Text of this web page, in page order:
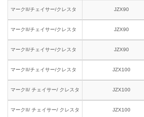
マークII/チェイサー/クレスタ JZX90
マークII/チェイサー/クレスタ JZX90
マークII/チェイサー/クレスタ JZX90
マークII/チェイサー/クレスタ JZX100
マークII/ チェイサー/ クレスタ JZX100
マークII/ チェイサー/ クレスタ JZX100